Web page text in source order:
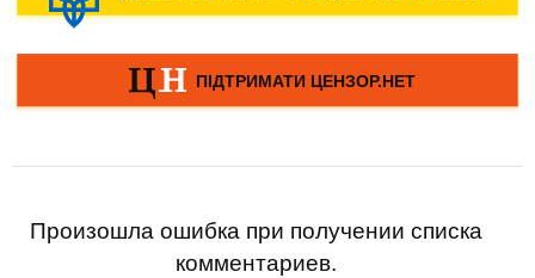
Произошла ошибка при получении списка
комментариев.